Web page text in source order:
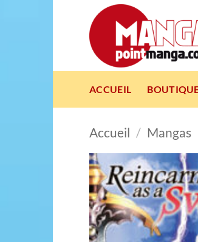
ACCUEIL
Accueil / Mangas